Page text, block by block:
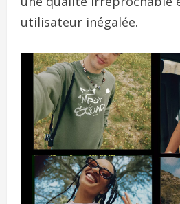
utilisateur inégalée.